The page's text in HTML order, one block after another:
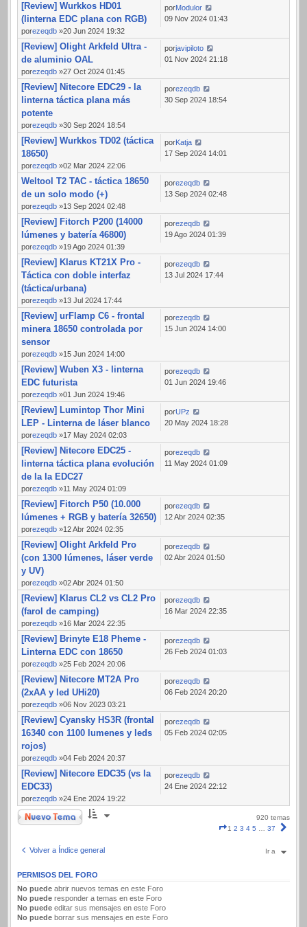
[Review] Wurkkos HD01
(linterna EDC plana con RGB)
porezeqdb »20 Jun 2024 19:32
porModulor
09 Nov 2024 01:43
[Review] Olight Arkfeld Ultra -
de aluminio OAL
porezeqdb »27 Oct 2024 01:45
porjavipiloto
01 Nov 2024 21:18
[Review] Nitecore EDC29 - la
linterna táctica plana más
potente
porezeqdb »30 Sep 2024 18:54
porezeqdb
30 Sep 2024 18:54
[Review] Wurkkos TD02 (táctica
18650)
porezeqdb »02 Mar 2024 22:06
porKatja
17 Sep 2024 14:01
Weltool T2 TAC - táctica 18650
de un solo modo (+)
porezeqdb »13 Sep 2024 02:48
porezeqdb
13 Sep 2024 02:48
[Review] Fitorch P200 (14000
lúmenes y batería 46800)
porezeqdb »19 Ago 2024 01:39
porezeqdb
19 Ago 2024 01:39
[Review] Klarus KT21X Pro -
Táctica con doble interfaz
(táctica/urbana)
porezeqdb »13 Jul 2024 17:44
porezeqdb
13 Jul 2024 17:44
[Review] urFlamp C6 - frontal
minera 18650 controlada por
sensor
porezeqdb »15 Jun 2024 14:00
porezeqdb
15 Jun 2024 14:00
[Review] Wuben X3 - linterna
EDC futurista
porezeqdb »01 Jun 2024 19:46
porezeqdb
01 Jun 2024 19:46
[Review] Lumintop Thor Mini
LEP - Linterna de láser blanco
porezeqdb »17 May 2024 02:03
porUPz
20 May 2024 18:28
[Review] Nitecore EDC25 -
linterna táctica plana evolución
de la la EDC27
porezeqdb »11 May 2024 01:09
porezeqdb
11 May 2024 01:09
[Review] Fitorch P50 (10.000
lúmenes + RGB y batería 32650)
porezeqdb »12 Abr 2024 02:35
porezeqdb
12 Abr 2024 02:35
[Review] Olight Arkfeld Pro
(con 1300 lúmenes, láser verde
y UV)
porezeqdb »02 Abr 2024 01:50
porezeqdb
02 Abr 2024 01:50
[Review] Klarus CL2 vs CL2 Pro
(farol de camping)
porezeqdb »16 Mar 2024 22:35
porezeqdb
16 Mar 2024 22:35
[Review] Brinyte E18 Pheme -
Linterna EDC con 18650
porezeqdb »25 Feb 2024 20:06
porezeqdb
26 Feb 2024 01:03
[Review] Nitecore MT2A Pro
(2xAA y led UHi20)
porezeqdb »06 Nov 2023 03:21
porezeqdb
06 Feb 2024 20:20
[Review] Cyansky HS3R (frontal
16340 con 1100 lumenes y leds
rojos)
porezeqdb »04 Feb 2024 20:37
porezeqdb
05 Feb 2024 02:05
[Review] Nitecore EDC35 (vs la
EDC33)
porezeqdb »24 Ene 2024 19:22
porezeqdb
24 Ene 2024 22:12
Nuevo Tema
920 temas
Página
1 2 3 4 5 … 37
Volver a Índice general Ir a
PERMISOS DEL FORO
No puede abrir nuevos temas en este Foro
No puede responder a temas en este Foro
No puede editar sus mensajes en este Foro
No puede borrar sus mensajes en este Foro